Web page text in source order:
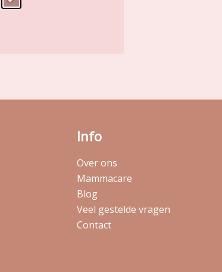
Info
Over ons
Mammacare
Blog
Veel gestelde vragen
Contact